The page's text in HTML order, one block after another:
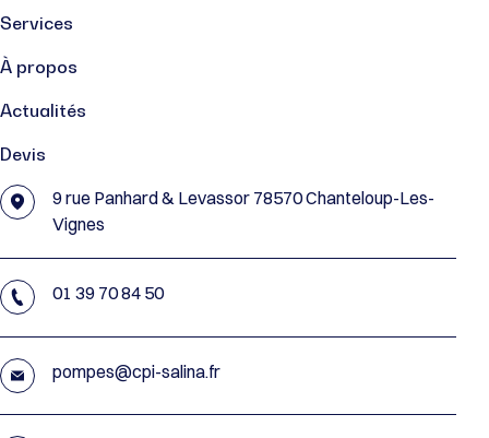
Services
À propos
Actualités
Devis
9 rue Panhard & Levassor 78570 Chanteloup-Les-
Vignes
01 39 70 84 50
pompes@cpi-salina.fr